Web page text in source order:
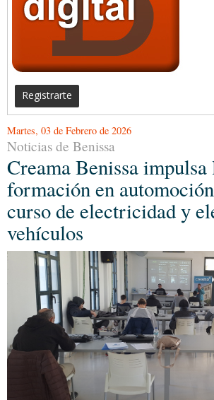
Registrarte
Martes, 03 de Febrero de 2026
Noticias de Benissa
Creama Benissa impulsa
formación en
curso de electricidad y
vehículos